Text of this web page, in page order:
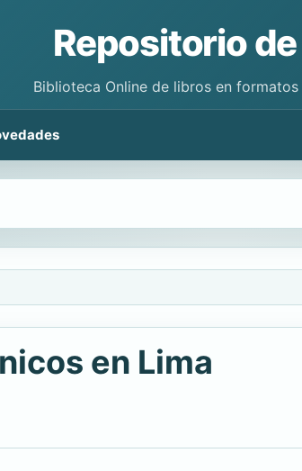
Repositorio
Biblioteca Online de libros en formatos
en Lima